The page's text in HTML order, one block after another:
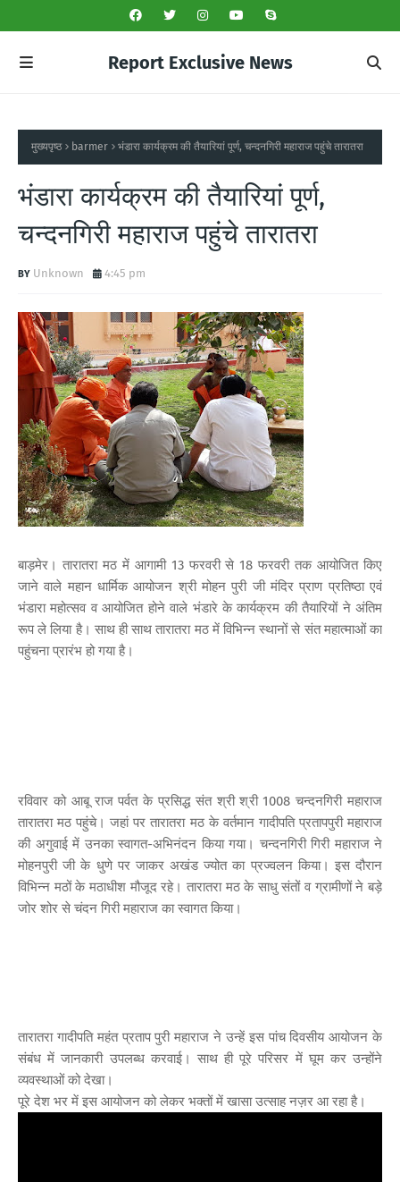
Report Exclusive News
मुख्यपृष्ठ barmer भंडारा कार्यक्रम की तैयारियां पूर्ण, चन्दनगिरी महाराज पहुंचे तारातरा
भंडारा कार्यक्रम की तैयारियां पूर्ण,
चन्दनगिरी महाराज पहुंचे तारातरा
Unknown 4:45 pm
बाड़मेर। तारातरा मठ में आगामी 13 फरवरी से 18 फरवरी तक आयोजित किए
जाने वाले महान धार्मिक आयोजन श्री मोहन पुरी जी मंदिर प्राण प्रतिष्ठा एवं
भंडारा महोत्सव व आयोजित होने वाले भंडारे के कार्यक्रम की तैयारियों ने अंतिम
रूप ले लिया है। साथ ही साथ तारातरा मठ में विभिन्न स्थानों से संत महात्माओं का
पहुंचना प्रारंभ हो गया है।
रविवार को आबू राज पर्वत के प्रसिद्ध संत श्री श्री 1008 चन्दनगिरी महाराज
तारातरा मठ पहुंचे। जहां पर तारातरा मठ के वर्तमान गादीपति प्रतापपुरी महाराज
की अगुवाई में उनका स्वागत-अभिनंदन किया गया। चन्दनगिरी गिरी महाराज ने
मोहनपुरी जी के धुणे पर जाकर अखंड ज्योत का प्रज्वलन किया। इस दौरान
विभिन्न मठों के मठाधीश मौजूद रहे। तारातरा मठ के साधु संतों व ग्रामीणों ने बड़े
जोर शोर से चंदन गिरी महाराज का स्वागत किया।
तारातरा गादीपति महंत प्रताप पुरी महाराज ने उन्हें इस पांच दिवसीय आयोजन के
संबंध में जानकारी उपलब्ध करवाई। साथ ही पूरे परिसर में घूम कर उन्होंने
व्यवस्थाओं को देखा।
पूरे देश भर में इस आयोजन को लेकर भक्तों में खासा उत्साह नज़र आ रहा है।